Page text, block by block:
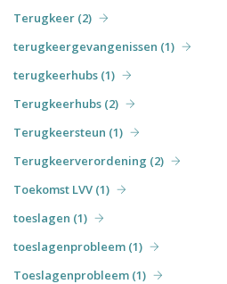
Terugkeer (2)
terugkeergevangenissen (1)
terugkeerhubs (1)
Terugkeerhubs (2)
Terugkeersteun (1)
Terugkeerverordening (2)
Toekomst LVV (1)
toeslagen (1)
toeslagenprobleem (1)
Toeslagenprobleem (1)